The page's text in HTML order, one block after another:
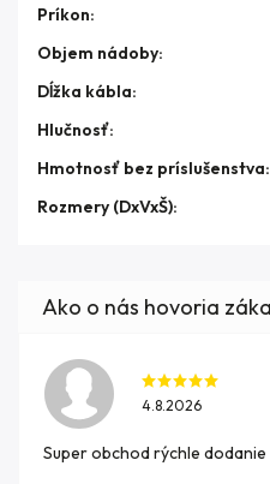
Príkon:
Objem nádoby:
Dĺžka kábla:
Hlučnosť:
Hmotnosť bez príslušenstva:
Rozmery (DxVxŠ):
4.8.2026
Super obchod rýchle dodanie